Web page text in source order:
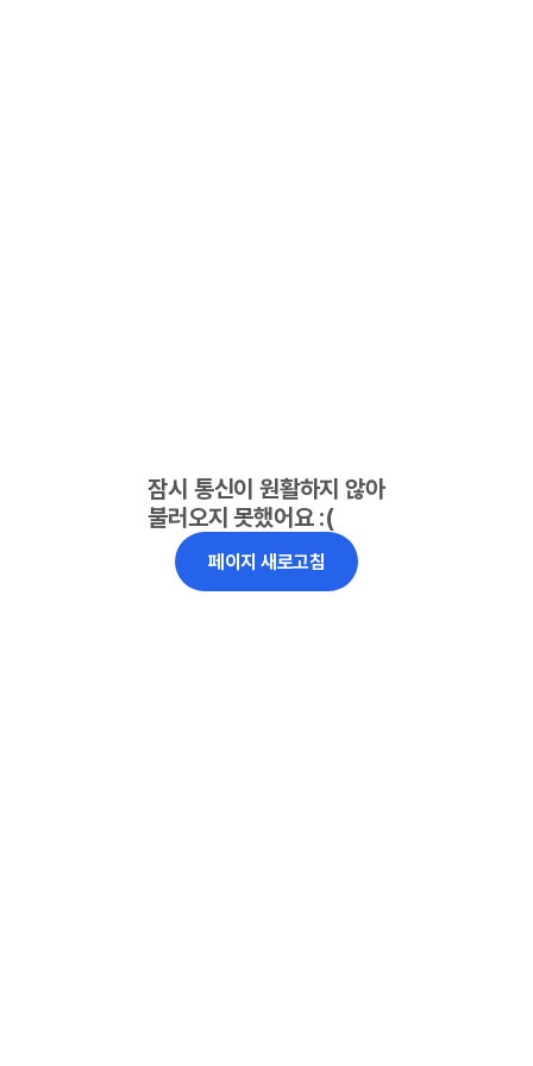
잠시 통신이 원활하지 않아
불러오지 못했어요 :(
페이지 새로고침